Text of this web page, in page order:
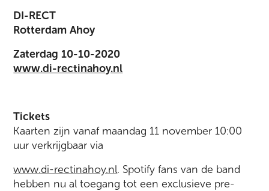
DI-RECT
Rotterdam Ahoy
Zaterdag 10-10-2020
www.di-rectinahoy.nl
Tickets
Kaarten zijn vanaf maandag 11 november 10:00
uur verkrijgbaar via
www.di-rectinahoy.nl. Spotify fans van de band
hebben nu al toegang tot een exclusieve pre-